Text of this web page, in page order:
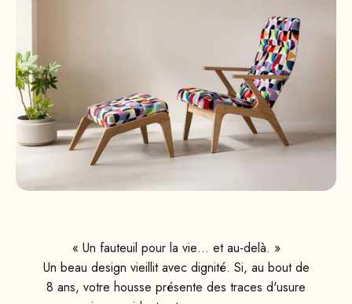
« Un fauteuil pour la vie… et au-delà. »
Un beau design vieillit avec dignité. Si, au bout de
8 ans, votre housse présente des traces d'usure